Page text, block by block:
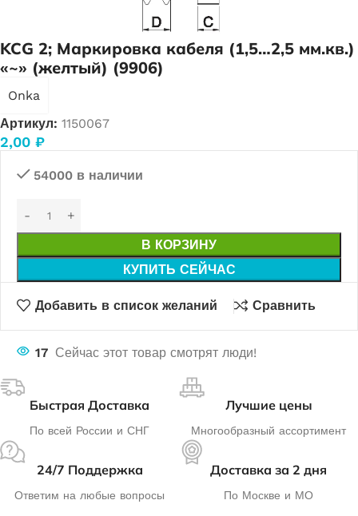
KCG 2; Маркировка кабеля (1,5…2,5 мм.кв.)
«~» (желтый) (9906)
Onka
Артикул: 1150067
2,00 ₽
54000 в наличии
В КОРЗИНУ
КУПИТЬ СЕЙЧАС
Добавить в список желаний Сравнить
17 Сейчас этот товар смотрят люди!
Быстрая Доставка
По всей России и СНГ
Лучшие цены
Многообразный ассортимент
24/7 Поддержка
Ответим на любые вопросы
Доставка за 2 дня
По Москве и МО